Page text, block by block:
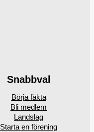
Snabbval
Börja fäkta
Bli medlem
Landslag
Starta en förening